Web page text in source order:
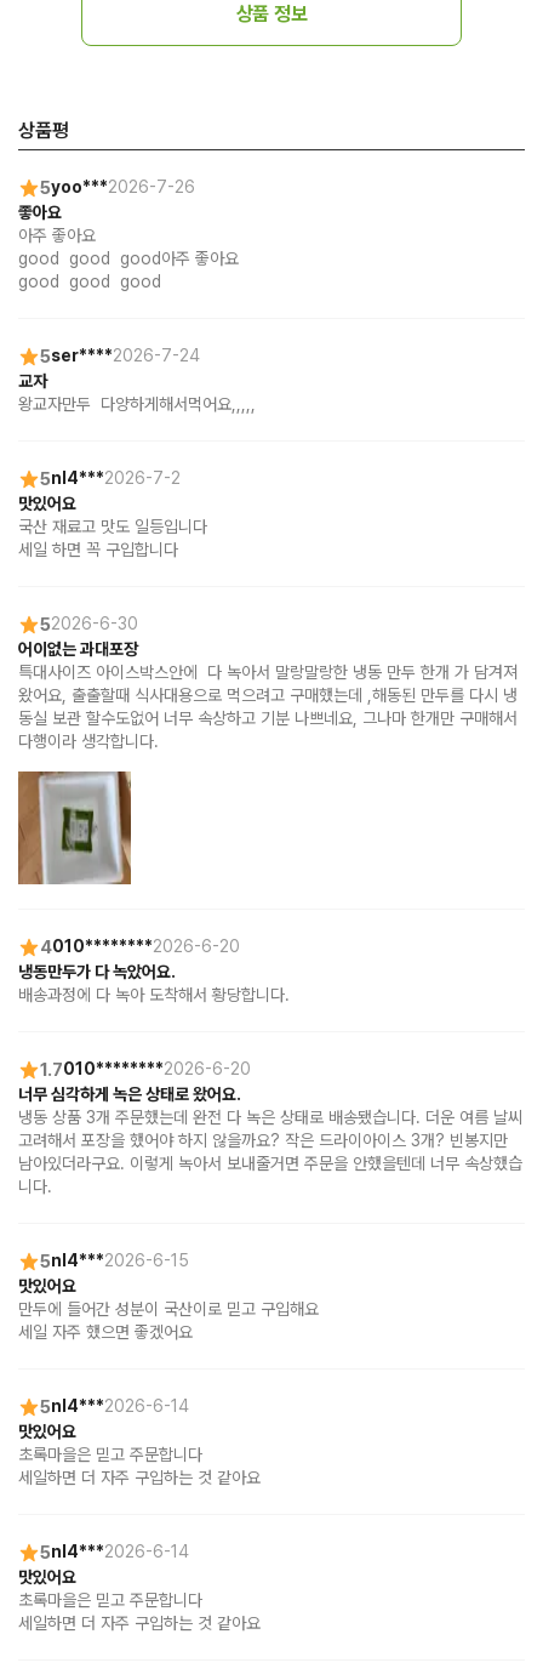
상품 정보
상품평
5yoo***2026-7-26
좋아요
아주 좋아요
good  good  good아주 좋아요
good  good  good
5ser****2026-7-24
교자
왕교자만두  다양하게해서먹어요,,,,,
5nl4***2026-7-2
맛있어요
국산 재료고 맛도 일등입니다
세일 하면 꼭 구입합니다
52026-6-30
어이없는 과대포장
특대사이즈 아이스박스안에  다 녹아서 말랑말랑한 냉동 만두 한개 가 담겨져
왔어요, 출출할때 식사대용으로 먹으려고 구매했는데 ,해동된 만두를 다시 냉
동실 보관 할수도없어 너무 속상하고 기분 나쁘네요, 그나마 한개만 구매해서
다행이라 생각합니다.
4010********2026-6-20
냉동만두가 다 녹았어요.
배송과정에 다 녹아 도착해서 황당합니다.
1.7010********2026-6-20
너무 심각하게 녹은 상태로 왔어요.
냉동 상품 3개 주문했는데 완전 다 녹은 상태로 배송됐습니다. 더운 여름 날씨
고려해서 포장을 했어야 하지 않을까요? 작은 드라이아이스 3개? 빈봉지만
남아있더라구요. 이렇게 녹아서 보내줄거면 주문을 안했을텐데 너무 속상했습
니다.
5nl4***2026-6-15
맛있어요
만두에 들어간 성분이 국산이로 믿고 구입해요
세일 자주 했으면 좋겠어요
5nl4***2026-6-14
맛있어요
초록마을은 믿고 주문합니다
세일하면 더 자주 구입하는 것 같아요
5nl4***2026-6-14
맛있어요
초록마을은 믿고 주문합니다
세일하면 더 자주 구입하는 것 같아요